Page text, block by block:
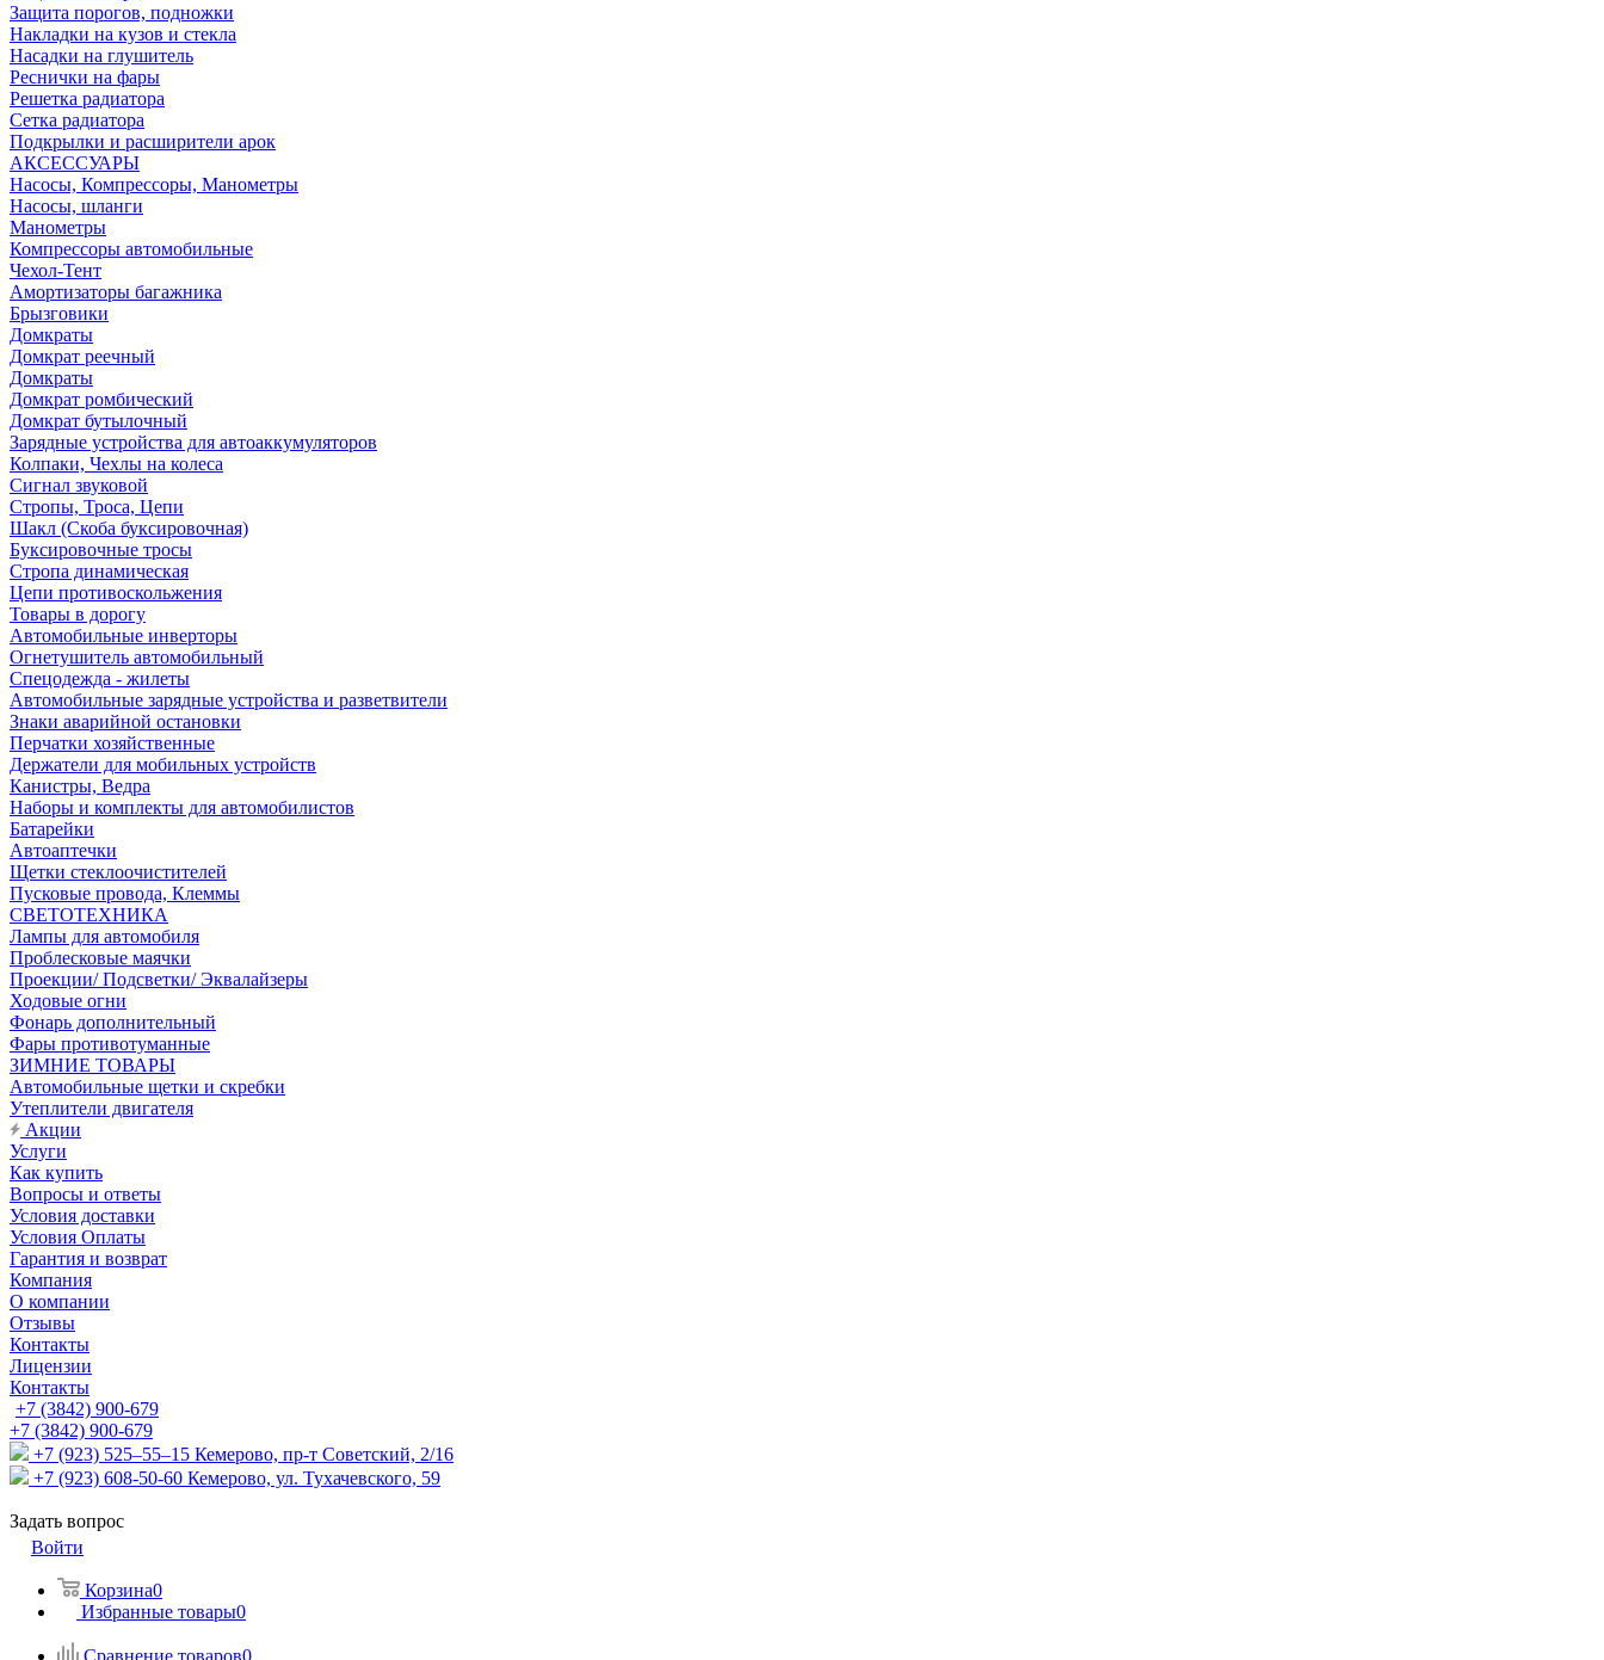
Защита порогов, подножки
Накладки на кузов и стекла
Насадки на глушитель
Реснички на фары
Решетка радиатора
Сетка радиатора
Подкрылки и расширители арок
АКСЕССУАРЫ
Насосы, Компрессоры, Манометры
Насосы, шланги
Манометры
Компрессоры автомобильные
Чехол-Тент
Амортизаторы багажника
Брызговики
Домкраты
Домкрат реечный
Домкраты
Домкрат ромбический
Домкрат бутылочный
Зарядные устройства для автоаккумуляторов
Колпаки, Чехлы на колеса
Сигнал звуковой
Стропы, Троса, Цепи
Шакл (Скоба буксировочная)
Буксировочные тросы
Стропа динамическая
Цепи противоскольжения
Товары в дорогу
Автомобильные инверторы
Огнетушитель автомобильный
Спецодежда - жилеты
Автомобильные зарядные устройства и разветвители
Знаки аварийной остановки
Перчатки хозяйственные
Держатели для мобильных устройств
Канистры, Ведра
Наборы и комплекты для автомобилистов
Батарейки
Автоаптечки
Щетки стеклоочистителей
Пусковые провода, Клеммы
СВЕТОТЕХНИКА
Лампы для автомобиля
Проблесковые маячки
Проекции/ Подсветки/ Эквалайзеры
Ходовые огни
Фонарь дополнительный
Фары противотуманные
ЗИМНИЕ ТОВАРЫ
Автомобильные щетки и скребки
Утеплители двигателя
Акции
Услуги
Как купить
Вопросы и ответы
Условия доставки
Условия Оплаты
Гарантия и возврат
Компания
О компании
Отзывы
Контакты
Лицензии
Контакты
+7 (3842) 900-679
+7 (3842) 900-679
+7 (923) 525–55–15 Кемерово, пр-т Советский, 2/16
+7 (923) 608-50-60 Кемерово, ул. Тухачевского, 59
Задать вопрос
Войти
Корзина0
Избранные товары0
Сравнение товаров0